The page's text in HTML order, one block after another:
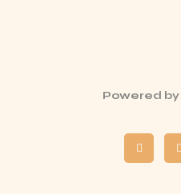
Powered by